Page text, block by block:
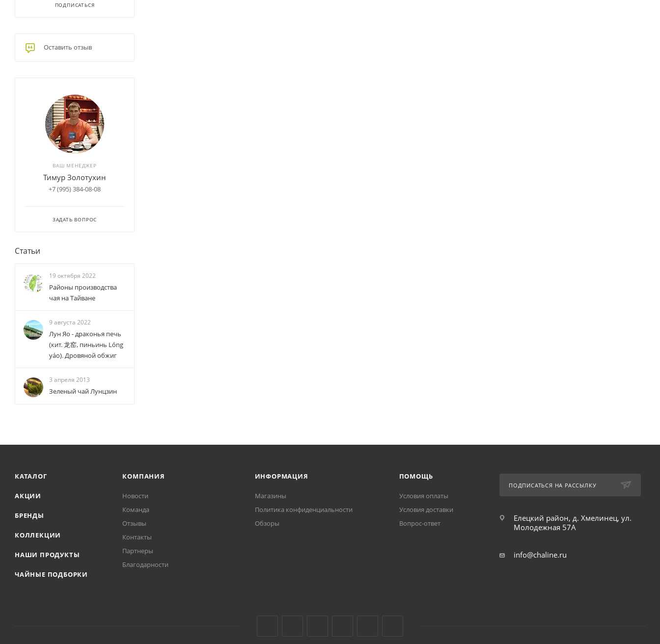
ПОДПИСАТЬСЯ
Оставить отзыв
ВАШ МЕНЕДЖЕР
Тимур Золотухин
+7 (995) 384-08-08
ЗАДАТЬ ВОПРОС
Статьи
19 октября 2022
Районы производства
чая на Тайване
9 августа 2022
Лун Яо - драконья печь
(кит. 龙窑, пиньинь Lóng
yáo). Дровяной обжиг
3 апреля 2013
Зеленый чай Лунцзин
КАТАЛОГ
АКЦИИ
БРЕНДЫ
КОЛЛЕКЦИИ
НАШИ ПРОДУКТЫ
ЧАЙНЫЕ ПОДБОРКИ
КОМПАНИЯ
Новости
Команда
Отзывы
Контакты
Партнеры
Благодарности
ИНФОРМАЦИЯ
Магазины
Политика конфиденциальности
Обзоры
ПОМОЩЬ
Условия оплаты
Условия доставки
Вопрос-ответ
ПОДПИСАТЬСЯ НА РАССЫЛКУ
Елецкий район, д. Хмелинец, ул.
Молодежная 57А
info@chaline.ru